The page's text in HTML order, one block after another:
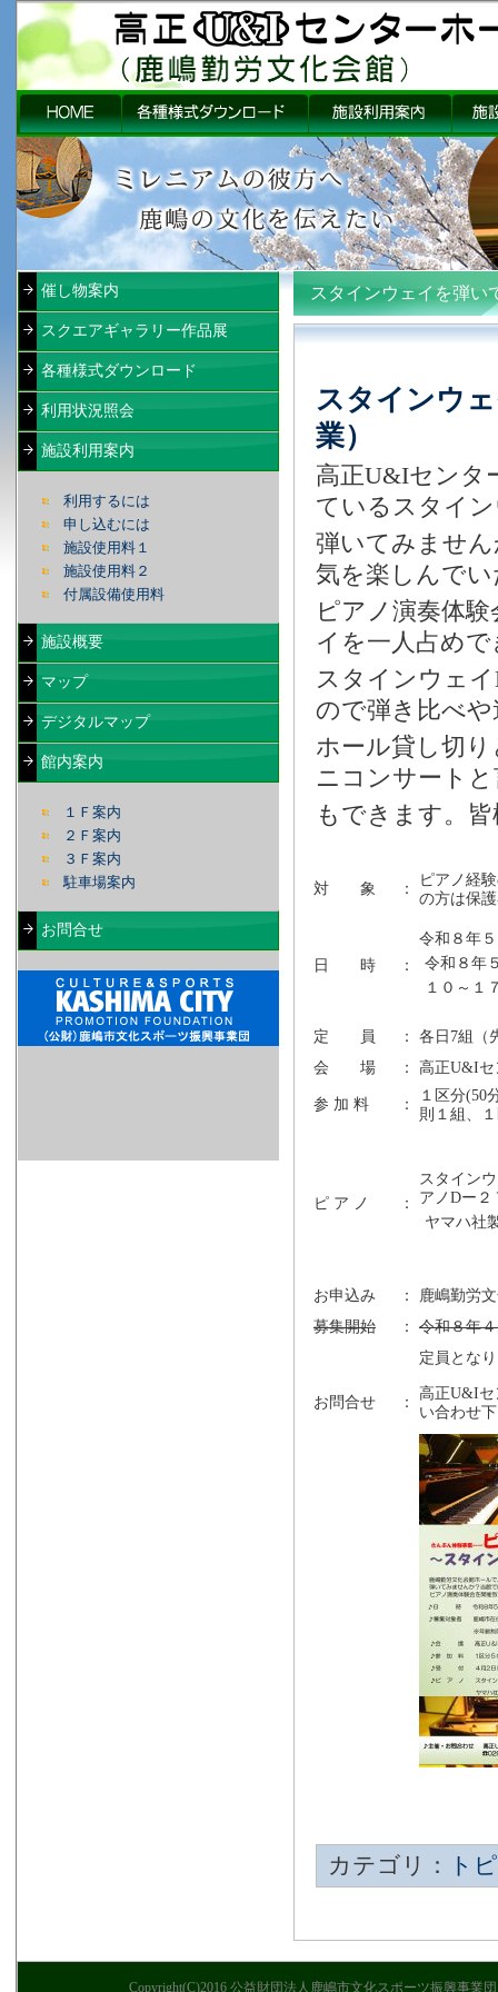
催し物案内
スクエアギャラリー作品展
各種様式ダウンロード
利用状況照会
施設利用案内
利用するには
申し込むには
施設使用料１
施設使用料２
付属設備使用料
施設概要
マップ
デジタルマップ
館内案内
１Ｆ案内
２Ｆ案内
３Ｆ案内
駐車場案内
お問合せ
スタインウェイを弾い
スタインウ
業）
高正U&Iセンタ
ているスタイ
弾いてみませ
気を楽しんで
ピアノ演奏体
イを一人占め
スタインウェ
ので弾き比べ
ホール貸し切
ニコンサート
もできます。
対 象 ：
ピアノ経
の方は保
日 時 ：
令和８年
令和８年
１０～１
定 員 ：
各日7組（
会 場
： 高正U&Iセ
参 加 料 ：
１区分(50
則１組、
ピ ア ノ ：
スタイン
アノDー２
ヤマハ社
お申込み ：
鹿嶋勤労
募集開始
：
令和８年
定員とな
お問合せ ：
高正U&Iセ
い合わせ
カテゴリ： ト
Copyright(C)2016 公益財団法人鹿嶋市文化スポーツ振興事業